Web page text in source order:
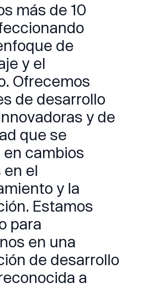
más de 10
de
y el
Ofrecemos
de desarrollo
y de
que se
cambios
el
y la
Estamos
para
en una
de desarrollo
a